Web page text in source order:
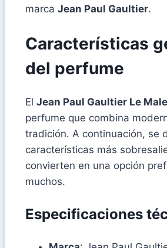
marca Jean Paul Gaultier.
Características
del perfume
El Jean Paul Gaultier Le
perfume que combina
tradición. A continuación, se
características más
convierten en una opción
muchos.
Especificaciones